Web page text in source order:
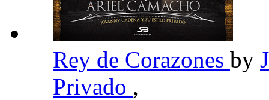
Rey de Corazones by
Privado ,